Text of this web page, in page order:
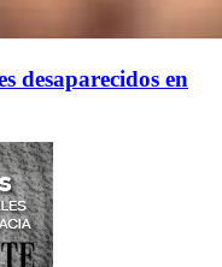
desaparecidos en